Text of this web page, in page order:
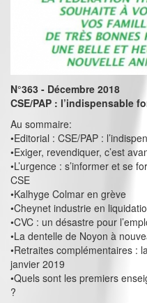
N°363 - Décembre 2018
CSE/PAP : l’indispensable
Au sommaire:
•Editorial : CSE/PAP :
•Exiger, revendiquer, c’est
•L’urgence : s’informer et se
CSE
•Kalhyge Colmar en grève
•Cheynet industrie en
•CVC : un désastre pour
•La dentelle de Noyon à
•Retraites complémentaires :
janvier 2019
•Quels sont les premiers
?